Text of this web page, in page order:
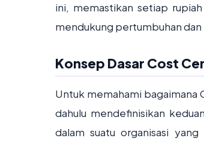
ini, memastikan setiap
mendukung pertumbuhan
Konsep Dasar Cost
Untuk memahami
dahulu mendefinisikan
dalam suatu organisasi